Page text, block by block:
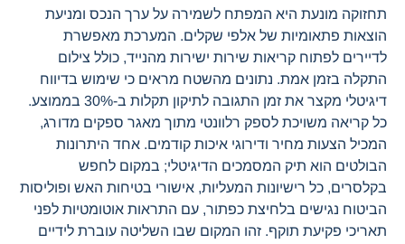
תחזוקה מונעת היא המפתח לשמירה על ערך הנכס ומניעת
הוצאות פתאומיות של אלפי שקלים. המערכת מאפשרת
לדיירים לפתוח קריאות שירות ישירות מהנייד, כולל צילום
התקלה בזמן אמת. נתונים מהשטח מראים כי שימוש בדיווח
דיגיטלי מקצר את זמן התגובה לתיקון תקלות ב-30% בממוצע.
כל קריאה משויכת לספק רלוונטי מתוך מאגר ספקים מדורג,
המכיל הצעות מחיר ודירוגי איכות קודמים. אחד היתרונות
הבולטים הוא תיק המסמכים הדיגיטלי; במקום לחפש
בקלסרים, כל רישיונות המעליות, אישורי בטיחות האש ופוליסות
הביטוח נגישים בלחיצת כפתור, עם התראות אוטומטיות לפני
תאריכי פקיעת תוקף. זהו המקום שבו השליטה עוברת לידיים